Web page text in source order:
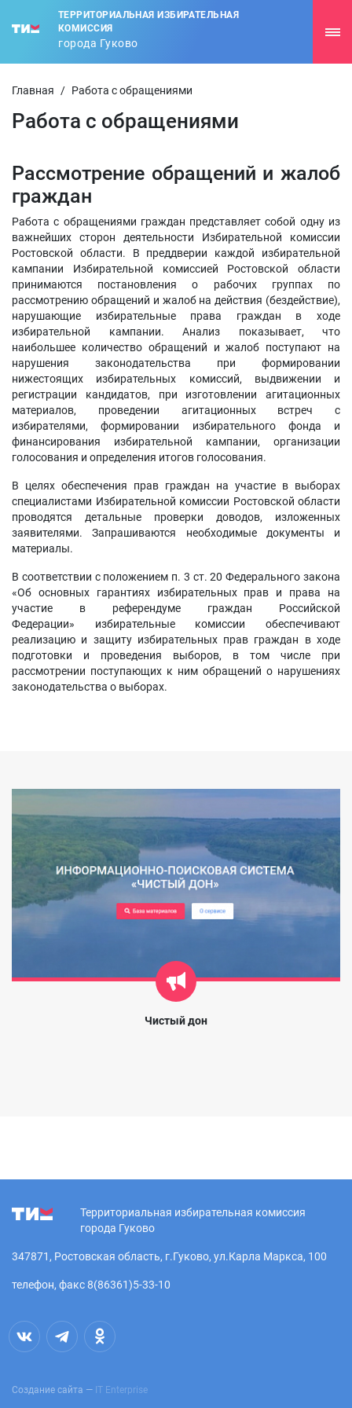
ТЕРРИТОРИАЛЬНАЯ ИЗБИРАТЕЛЬНАЯ
КОМИССИЯ
города Гуково
Главная / Работа с обращениями
Работа с обращениями
Рассмотрение обращений и жалоб
граждан
Работа с обращениями граждан представляет собой одну из
важнейших сторон деятельности Избирательной комиссии
Ростовской области. В преддверии каждой избирательной
кампании Избирательной комиссией Ростовской области
принимаются постановления о рабочих группах по
рассмотрению обращений и жалоб на действия (бездействие),
нарушающие избирательные права граждан в ходе
избирательной кампании. Анализ показывает, что
наибольшее количество обращений и жалоб поступают на
нарушения законодательства при формировании
нижестоящих избирательных комиссий, выдвижении и
регистрации кандидатов, при изготовлении агитационных
материалов, проведении агитационных встреч с
избирателями, формировании избирательного фонда и
финансирования избирательной кампании, организации
голосования и определения итогов голосования.
В целях обеспечения прав граждан на участие в выборах
специалистами Избирательной комиссии Ростовской области
проводятся детальные проверки доводов, изложенных
заявителями. Запрашиваются необходимые документы и
материалы.
В соответствии с положением п. 3 ст. 20 Федерального закона
«Об основных гарантиях избирательных прав и права на
участие в референдуме граждан Российской
Федерации» избирательные комиссии обеспечивают
реализацию и защиту избирательных прав граждан в ходе
подготовки и проведения выборов, в том числе при
рассмотрении поступающих к ним обращений о нарушениях
законодательства о выборах.
Чистый дон
Территориальная избирательная комиссия
города Гуково
347871, Ростовская область, г.Гуково, ул.Карла Маркса, 100
телефон, факс 8(86361)5-33-10
Создание сайта — IT Enterprise